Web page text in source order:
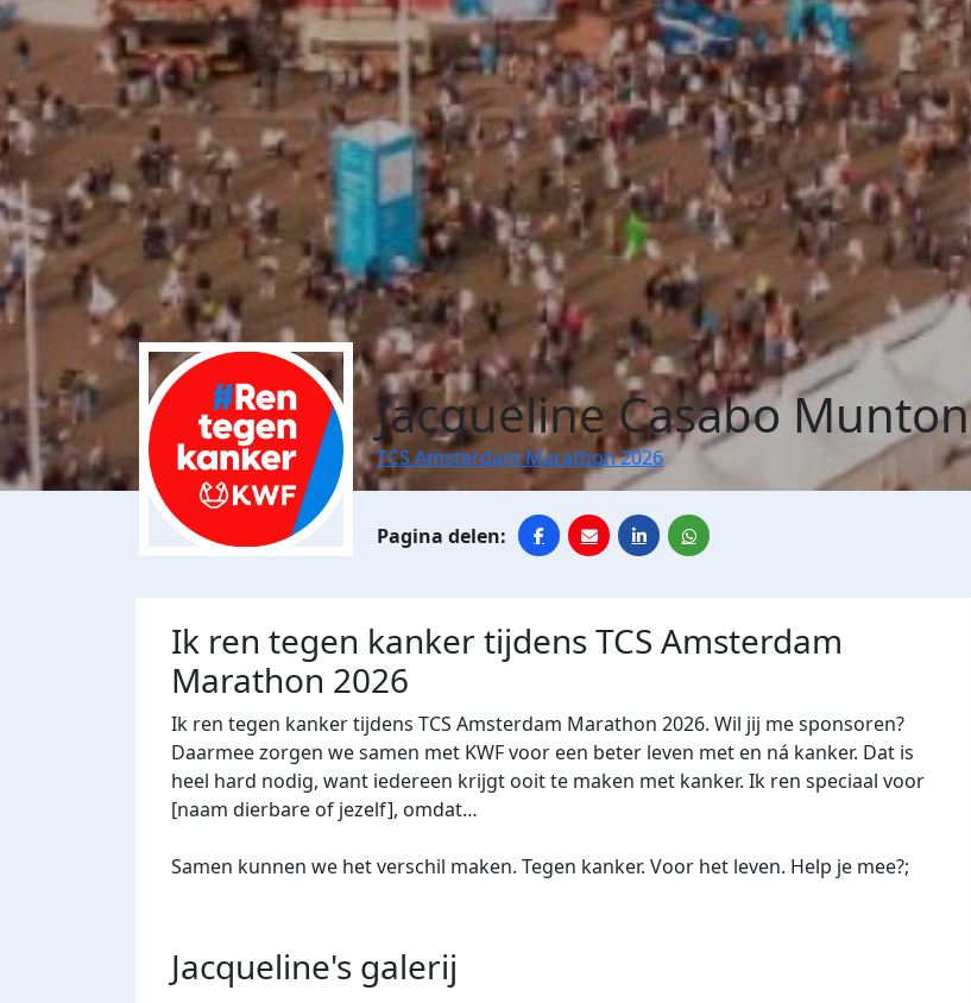
Jacqueline Casabo Munton
TCS Amsterdam Marathon 2026
Ik ren tegen kanker tijdens TCS Amsterdam
Marathon 2026
Ik ren tegen kanker tijdens TCS Amsterdam Marathon 2026. Wil jij me sponsoren?
Daarmee zorgen we samen met KWF voor een beter leven met en ná kanker. Dat is
heel hard nodig, want iedereen krijgt ooit te maken met kanker. Ik ren speciaal voor
[naam dierbare of jezelf], omdat…
Samen kunnen we het verschil maken. Tegen kanker. Voor het leven. Help je mee?;
Jacqueline's galerij